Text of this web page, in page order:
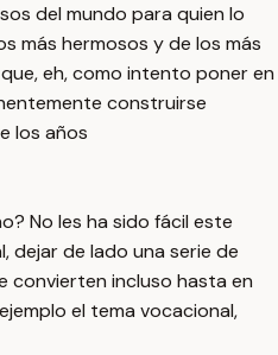
del mundo para quien lo
más hermosos y de los más
eh, como intento poner en
construirse
los años
No les ha sido fácil este
dejar de lado una serie de
convierten incluso hasta en
el tema vocacional,